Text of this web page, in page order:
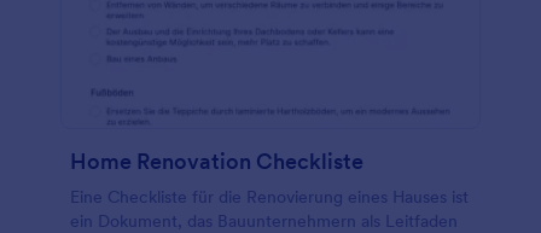
Home Renovation Checkliste
Eine Checkliste für die Renovierung eines Hauses ist
ein Dokument, das Bauunternehmern als Leitfaden